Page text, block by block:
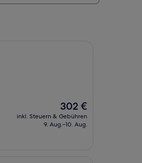
Der
Preis
beträgt
302 €
inkl. Steuern & Gebühren
9. Aug.–10. Aug.